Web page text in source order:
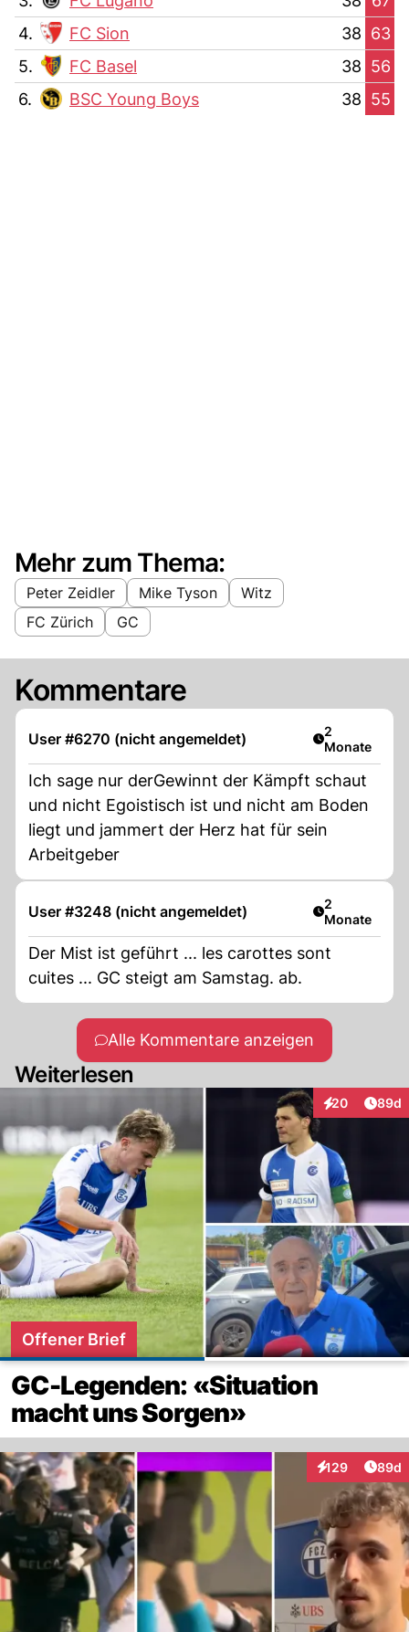
4.
FC Sion 38 63
5.
FC Basel 38 56
6.
BSC Young Boys 38 55
Mehr zum Thema:
Peter Zeidler Mike Tyson
Witz
FC Zürich
GC
Kommentare
User #6270 (nicht angemeldet) Artikel
2
Monate
Ich sage nur derGewinnt der Kämpft schaut
und nicht Egoistisch ist und nicht am Boden
liegt und jammert der Herz hat für sein
Arbeitgeber
User #3248 (nicht angemeldet) Artikel
2
Monate
Der Mist ist geführt ... les carottes sont
cuites ... GC steigt am Samstag. ab.
Alle Kommentare anzeigen
Weiterlesen
20
Interaktionen
89d
Offener Brief
GC-Legenden: «Situation
macht uns Sorgen»
129
Interaktionen
89d